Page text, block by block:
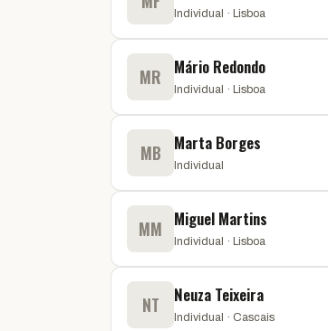
Individual · Lisboa
MR Mário Redondo
Individual · Lisboa
MB Marta Borges
Individual
MM Miguel Martins
Individual · Lisboa
NT Neuza Teixeira
Individual · Cascais